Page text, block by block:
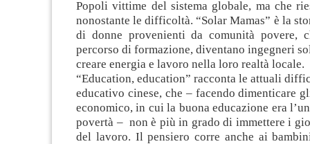
Popoli vittime del sistema globale, ma che
nonostante le difficoltà. “Solar Mamas” è la
di donne provenienti da comunità povere,
percorso di formazione, diventano ingegneri
creare energia e lavoro nella loro realtà locale.
“Education, education” racconta le attuali
educativo cinese, che – facendo dimenticare
economico, in cui la buona educazione era
povertà – non è più in grado di immettere i
del lavoro. Il pensiero corre anche ai